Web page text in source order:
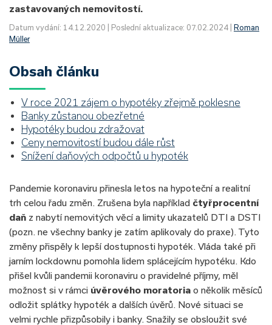
zastavovaných nemovitostí.
Datum vydání: 14.12.2020 | Poslední aktualizace: 07.02.2024 | Roman
Müller
Obsah článku
V roce 2021 zájem o hypotéky zřejmě poklesne
Banky zůstanou obezřetné
Hypotéky budou zdražovat
Ceny nemovitostí budou dále růst
Snížení daňových odpočtů u hypoték
Pandemie koronaviru přinesla letos na hypoteční a realitní
trh celou řadu změn. Zrušena byla například čtyřprocentní
daň z nabytí nemovitých věcí a limity ukazatelů DTI a DSTI
(pozn. ne všechny banky je zatím aplikovaly do praxe). Tyto
změny přispěly k lepší dostupnosti hypoték. Vláda také při
jarním lockdownu pomohla lidem splácejícím hypotéku. Kdo
přišel kvůli pandemii koronaviru o pravidelné příjmy, měl
možnost si v rámci úvěrového moratoria o několik měsíců
odložit splátky hypoték a dalších úvěrů. Nové situaci se
velmi rychle přizpůsobily i banky. Snažily se obsloužit své